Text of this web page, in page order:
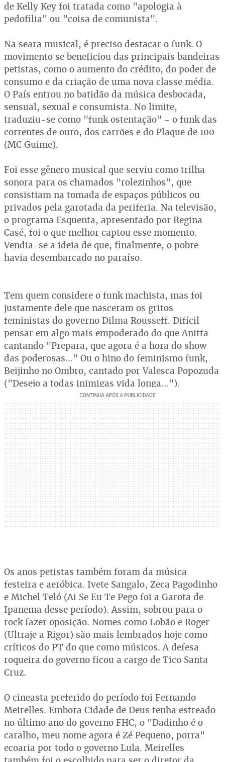
de Kelly Key foi tratada como "apologia à
pedofilia" ou "coisa de comunista".
Na seara musical, é preciso destacar o funk. O
movimento se beneficiou das principais bandeiras
petistas, como o aumento do crédito, do poder de
consumo e da criação de uma nova classe média.
O País entrou no batidão da música desbocada,
sensual, sexual e consumista. No limite,
traduziu-se como "funk ostentação" - o funk das
correntes de ouro, dos carrões e do Plaque de 100
(MC Guime).
Foi esse gênero musical que serviu como trilha
sonora para os chamados "rolezinhos", que
consistiam na tomada de espaços públicos ou
privados pela garotada da periferia. Na televisão,
o programa Esquenta, apresentado por Regina
Casé, foi o que melhor captou esse momento.
Vendia-se a ideia de que, finalmente, o pobre
havia desembarcado no paraíso.
Tem quem considere o funk machista, mas foi
justamente dele que nasceram os gritos
feministas do governo Dilma Rousseff. Difícil
pensar em algo mais empoderado do que Anitta
cantando "Prepara, que agora é a hora do show
das poderosas..." Ou o hino do feminismo funk,
Beijinho no Ombro, cantado por Valesca Popozuda
("Desejo a todas inimigas vida longa...").
Os anos petistas também foram da música
festeira e aeróbica. Ivete Sangalo, Zeca Pagodinho
e Michel Teló (Ai Se Eu Te Pego foi a Garota de
Ipanema desse período). Assim, sobrou para o
rock fazer oposição. Nomes como Lobão e Roger
(Ultraje a Rigor) são mais lembrados hoje como
críticos do PT do que como músicos. A defesa
roqueira do governo ficou a cargo de Tico Santa
Cruz.
O cineasta preferido do período foi Fernando
Meirelles. Embora Cidade de Deus tenha estreado
no último ano do governo FHC, o "Dadinho é o
caralho, meu nome agora é Zé Pequeno, porra"
ecoaria por todo o governo Lula. Meirelles